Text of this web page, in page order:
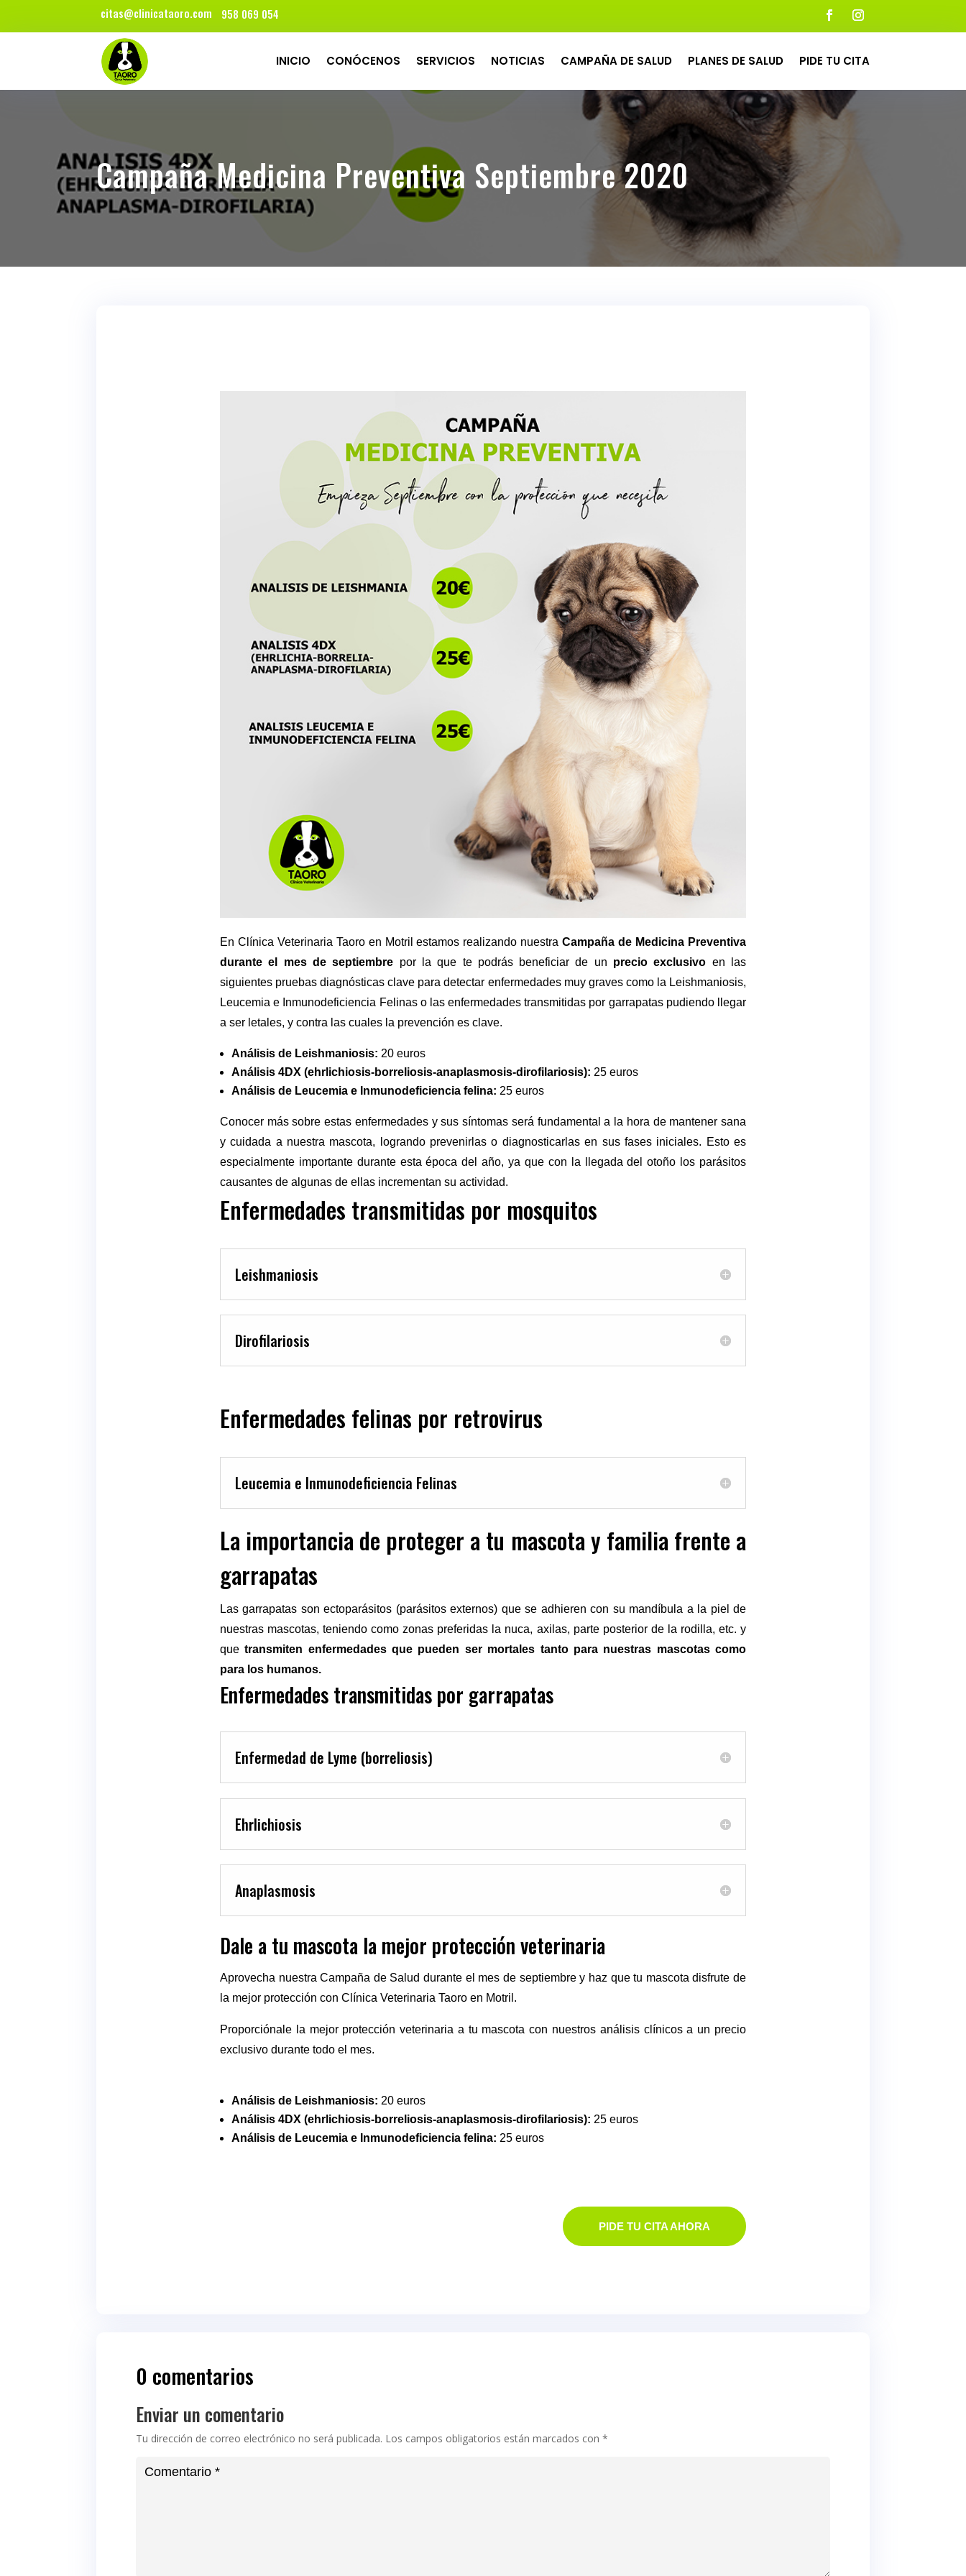
citas@clinicataoro.com 958 069 054
INICIO CONÓCENOS SERVICIOS NOTICIAS CAMPAÑA DE SALUD PLANES DE SALUD PIDE TU CITA
Campaña Medicina Preventiva Septiembre 2020
En Clínica Veterinaria Taoro en Motril estamos realizando nuestraCampaña de Medicina Preventiva
durante el mes de septiembre por la que te podrás beneficiar de un precio exclusivo en las
siguientes pruebas diagnósticas clave para detectar enfermedades muy graves como la Leishmaniosis,
Leucemia e Inmunodeficiencia Felinas o las enfermedades transmitidas por garrapatas pudiendo llegar
a ser letales, y contra las cuales la prevención es clave.
Análisis de Leishmaniosis: 20 euros
Análisis 4DX (ehrlichiosis-borreliosis-anaplasmosis-dirofilariosis): 25 euros
Análisis de Leucemia e Inmunodeficiencia felina: 25 euros
Conocer más sobre estas enfermedades y sus síntomas será fundamental a la hora de mantener sana
y cuidada a nuestra mascota, logrando prevenirlas o diagnosticarlas en sus fases iniciales. Esto es
especialmente importante durante esta época del año, ya que con la llegada del otoño los parásitos
causantes de algunas de ellas incrementan su actividad.
Enfermedades transmitidas por mosquitos
Leishmaniosis
Dirofilariosis
Enfermedades felinas por retrovirus
Leucemia e Inmunodeficiencia Felinas
La importancia de proteger a tu mascota y familia frente a
garrapatas
Las garrapatas son ectoparásitos (parásitos externos) que se adhieren con su mandíbula a la piel de
nuestras mascotas, teniendo como zonas preferidas la nuca, axilas, parte posterior de la rodilla, etc. y
quetransmiten enfermedades que pueden ser mortales tanto para nuestras mascotas como
para los humanos.
Enfermedades transmitidas por garrapatas
Enfermedad de Lyme (borreliosis)
Ehrlichiosis
Anaplasmosis
Dale a tu mascota la mejor protección veterinaria
Aprovecha nuestra Campaña de Salud durante el mes de septiembre y haz que tu mascota disfrute de
la mejor protección con Clínica Veterinaria Taoro en Motril.
Proporciónale la mejor protección veterinaria a tu mascota con nuestros análisis clínicos a un precio
exclusivo durante todo el mes.
Análisis de Leishmaniosis: 20 euros
Análisis 4DX (ehrlichiosis-borreliosis-anaplasmosis-dirofilariosis): 25 euros
Análisis de Leucemia e Inmunodeficiencia felina: 25 euros
PIDE TU CITA AHORA
0 comentarios
Enviar un comentario
Tu dirección de correo electrónico no será publicada. Los campos obligatorios están marcados con*